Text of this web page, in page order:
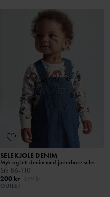
SELEKJOLE DENIM
Myk og lett denim med justerbare seler
Stl: 86-110
200 kr
OUTLET